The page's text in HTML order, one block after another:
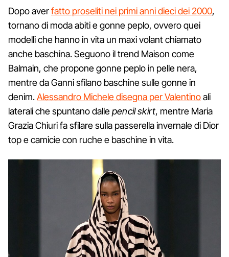
Dopo averfatto proseliti nei primi anni dieci dei 2000,
tornano di moda abiti e gonne peplo, ovvero quei
modelli che hanno in vita un maxi volant chiamato
anche baschina. Seguono il trend Maison come
Balmain, che propone gonne peplo in pelle nera,
mentre da Ganni sfilano baschine sulle gonne in
denim.Alessandro Michele disegna per Valentinoali
laterali che spuntano dallepencil skirt, mentre Maria
Grazia Chiuri fa sfilare sulla passerella invernale di Dior
top e camicie con ruche e baschine in vita.